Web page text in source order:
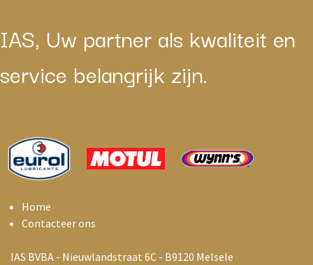
IAS, Uw partner als kwaliteit en
service belangrijk zijn.
Home
Contacteer ons
IAS BVBA - Nieuwlandstraat 6C - B9120 Melsele